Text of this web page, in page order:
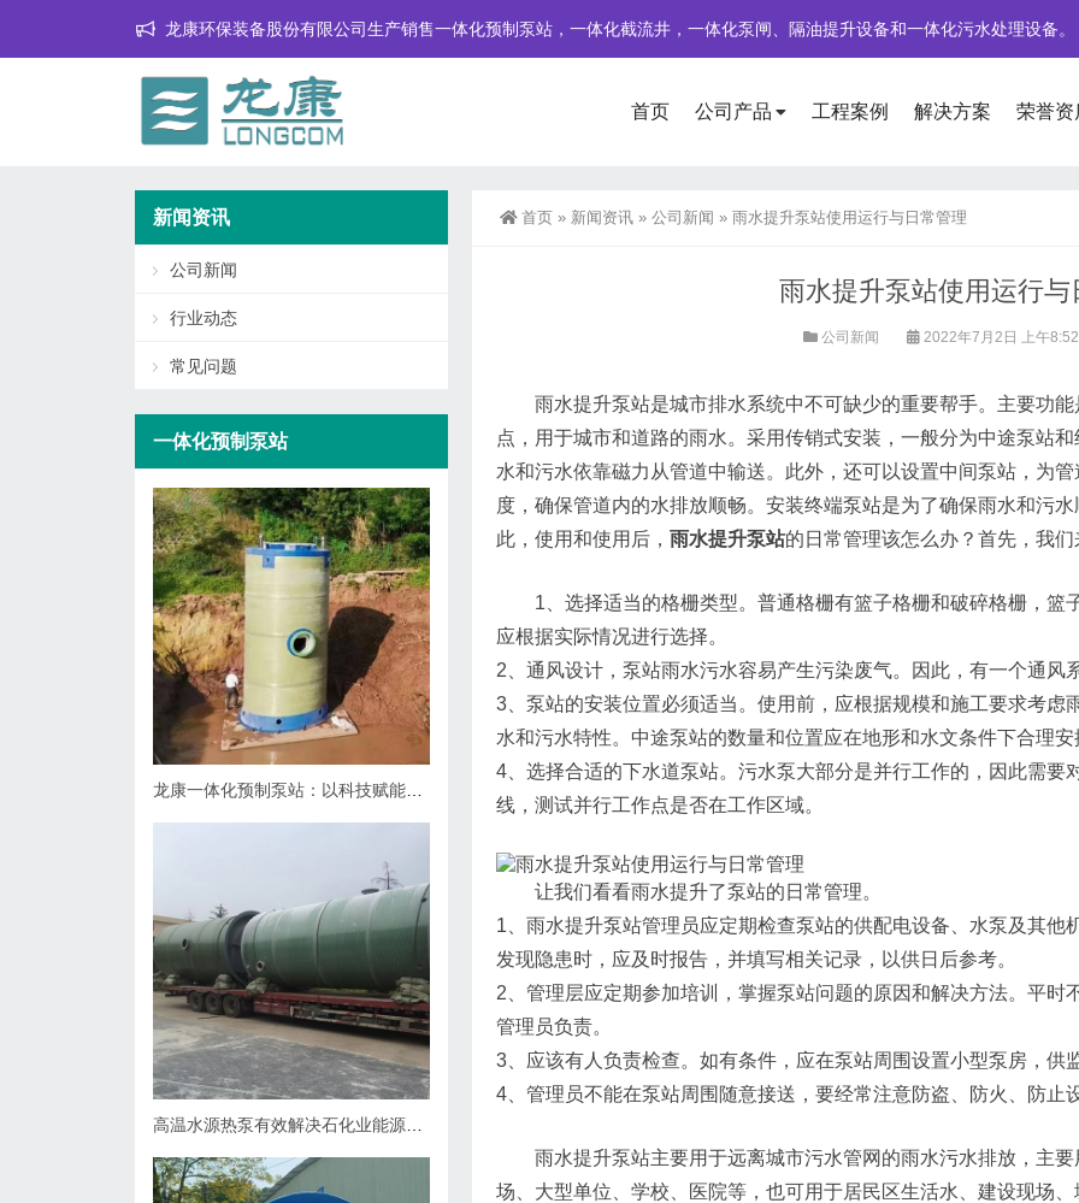
龙康环保装备股份有限公司生产销售一体化预制泵站，一体化截流井，一体化泵闸、隔油提升设备和一体化污水处理设备。
首页 公司产品 工程案例 解决方案 荣誉资
首页 » 新闻资讯 » 公司新闻 » 雨水提升泵站使用运行与日常管理
雨水提升泵站使用运行与
公司新闻 2022年7月2日 上午
雨水提升泵站是城市排水系统中不可缺少的重要帮手。主要功
点，用于城市和道路的雨水。采用传销式安装，一般分为中途泵站
水和污水依靠磁力从管道中输送。此外，还可以设置中间泵站，为
度，确保管道内的水排放顺畅。安装终端泵站是为了确保雨水和污
此，使用和使用后， 雨水提升泵站的日常管理该怎么办？首先，我
1、选择适当的格栅类型。普通格栅有篮子格栅和破碎格栅，篮
应根据实际情况进行选择。
2、通风设计，泵站雨水污水容易产生污染废气。因此，有一个通风
3、泵站的安装位置必须适当。使用前，应根据规模和施工要求考虑
水和污水特性。中途泵站的数量和位置应在地形和水文条件下合理安
4、选择合适的下水道泵站。污水泵大部分是并行工作的，因此需要
线，测试并行工作点是否在工作区域。
让我们看看雨水提升了泵站的日常管理。
1、雨水提升泵站管理员应定期检查泵站的供配电设备、水泵及其他
发现隐患时，应及时报告，并填写相关记录，以供日后参考。
2、管理层应定期参加培训，掌握泵站问题的原因和解决方法。平时
管理员负责。
3、应该有人负责检查。如有条件，应在泵站周围设置小型泵房，供
4、管理员不能在泵站周围随意接送，要经常注意防盗、防火、防止
雨水提升泵站主要用于远离城市污水管网的雨水污水排放，主
场、大型单位、学校、医院等，也可用于居民区生活水、建设现场
新闻资讯
公司新闻
行业动态
常见问题
一体化预制泵站